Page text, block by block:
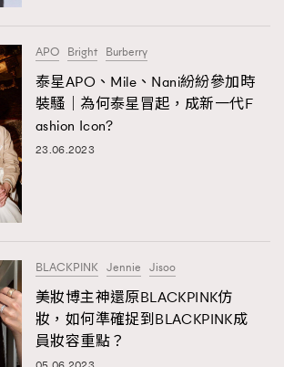
APO Bright Burberry
泰星APO、Mile、Nani紛紛參加時
裝騷｜為何泰星冒起，成新一代F
ashion Icon?
23.06.2023
BLACKPINK Jennie Jisoo
美妝博主神還原BLACKPINK仿
妝，如何準確捉到BLACKPINK成
員妝容重點？